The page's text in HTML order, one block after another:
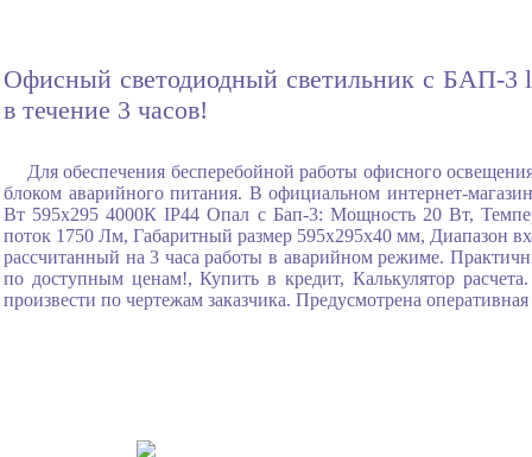
Офисный светодиодный светильник с БАП-3
в течение 3 часов!
Для обеспечения бесперебойной работы офисного
блоком аварийного питания. В официальном интернет-
Вт 595x295 4000К IP44 Опал с Бап-3: Мощность 20 Вт,
поток 1750 Лм, Габаритный размер 595x295x40 мм, Диапазон
рассчитанный на 3 часа работы в аварийном режиме.
по доступным ценам!, Купить в кредит, Калькулятор
произвести по чертежам заказчика. Предусмотрена